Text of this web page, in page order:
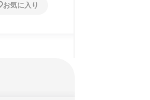
お気に入り